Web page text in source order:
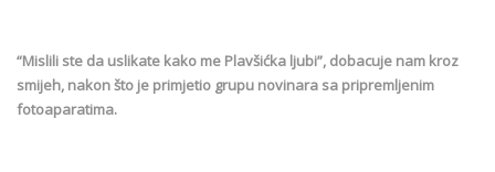
“Mislili ste da uslikate kako me Plavšićka ljubi”, dobacuje nam kroz
smijeh, nakon što je primjetio grupu novinara sa pripremljenim
fotoaparatima.